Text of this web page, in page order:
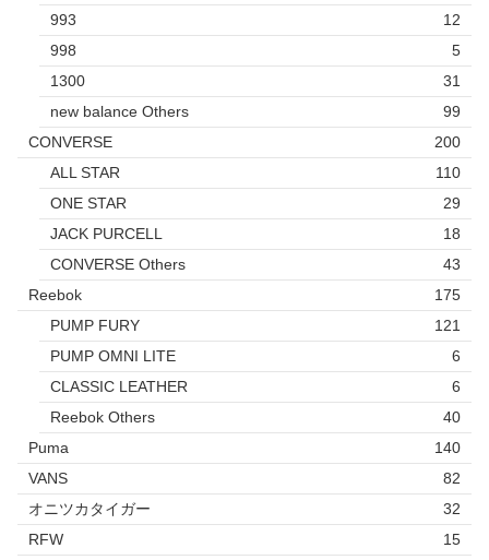
993
12
998
5
1300
31
new balance Others
99
CONVERSE
200
ALL STAR
110
ONE STAR
29
JACK PURCELL
18
CONVERSE Others
43
Reebok
175
PUMP FURY
121
PUMP OMNI LITE
6
CLASSIC LEATHER
6
Reebok Others
40
Puma
140
VANS
82
オニツカタイガー
32
RFW
15